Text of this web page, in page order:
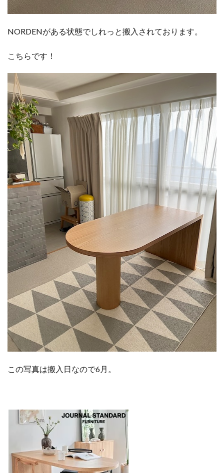
NORDENがある状態でしれっと搬入されております。
こちらです！
この写真は搬入日なので6月。